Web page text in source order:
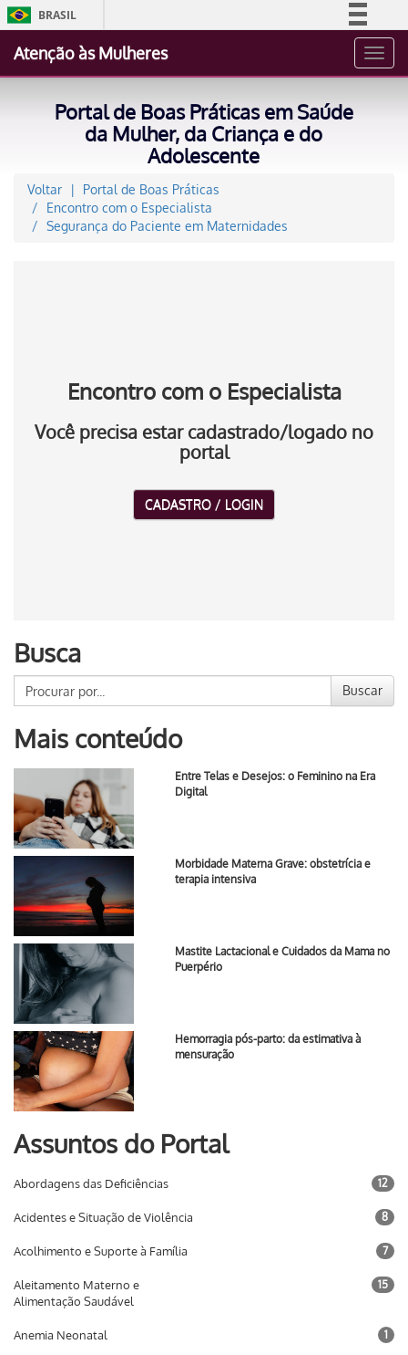
BRASIL
Acesso à informação
Atenção às Mulheres
Portal de Boas Práticas em Saúde
da Mulher, da Criança e do
Adolescente
Voltar
Portal de Boas Práticas
Encontro com o Especialista
Segurança do Paciente em Maternidades
Encontro com o Especialista
Você precisa estar cadastrado/logado no
portal
CADASTRO / LOGIN
Busca
Buscar
Mais conteúdo
Entre Telas e Desejos: o Feminino na Era
Digital
Morbidade Materna Grave: obstetrícia e
terapia intensiva
Mastite Lactacional e Cuidados da Mama no
Puerpério
Hemorragia pós-parto: da estimativa à
mensuração
Assuntos do Portal
Abordagens das Deficiências 12
Acidentes e Situação de Violência 8
Acolhimento e Suporte à Família 7
Aleitamento Materno e
Alimentação Saudável
15
Anemia Neonatal 1